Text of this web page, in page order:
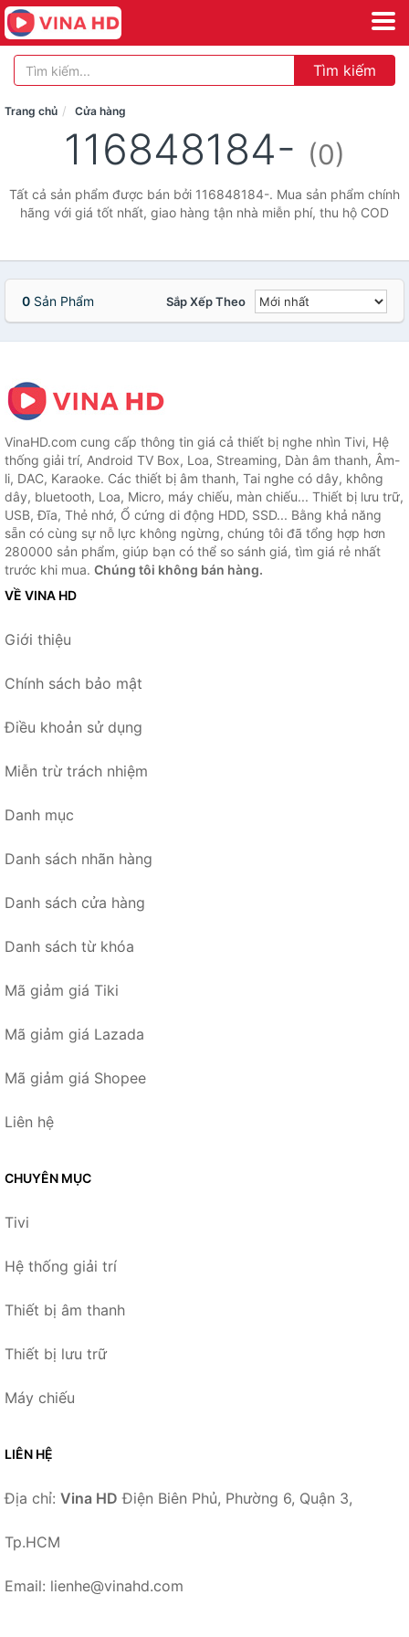
Tìm kiếm
Trang chủ Cửa hàng
116848184- (0)
Tất cả sản phẩm được bán bởi 116848184-. Mua sản phẩm chính
hãng với giá tốt nhất, giao hàng tận nhà miễn phí, thu hộ COD
0 Sản Phẩm Sắp Xếp Theo
VinaHD.com cung cấp thông tin giá cả thiết bị nghe nhìn Tivi, Hệ
thống giải trí, Android TV Box, Loa, Streaming, Dàn âm thanh, Âm-
li, DAC, Karaoke. Các thiết bị âm thanh, Tai nghe có dây, không
dây, bluetooth, Loa, Micro, máy chiếu, màn chiếu... Thiết bị lưu trữ,
USB, Đĩa, Thẻ nhớ, Ổ cứng di động HDD, SSD... Bằng khả năng
sẵn có cùng sự nỗ lực không ngừng, chúng tôi đã tổng hợp hơn
280000 sản phẩm, giúp bạn có thể so sánh giá, tìm giá rẻ nhất
trước khi mua. Chúng tôi không bán hàng.
VỀ VINA HD
Giới thiệu
Chính sách bảo mật
Điều khoản sử dụng
Miễn trừ trách nhiệm
Danh mục
Danh sách nhãn hàng
Danh sách cửa hàng
Danh sách từ khóa
Mã giảm giá Tiki
Mã giảm giá Lazada
Mã giảm giá Shopee
Liên hệ
CHUYÊN MỤC
Tivi
Hệ thống giải trí
Thiết bị âm thanh
Thiết bị lưu trữ
Máy chiếu
LIÊN HỆ
Địa chỉ: Vina HD Điện Biên Phủ, Phường 6, Quận 3,
Tp.HCM
Email: lienhe@vinahd.com